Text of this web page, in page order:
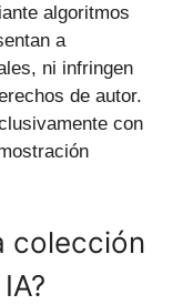
algoritmos
a
ni infringen
de autor.
con
colección